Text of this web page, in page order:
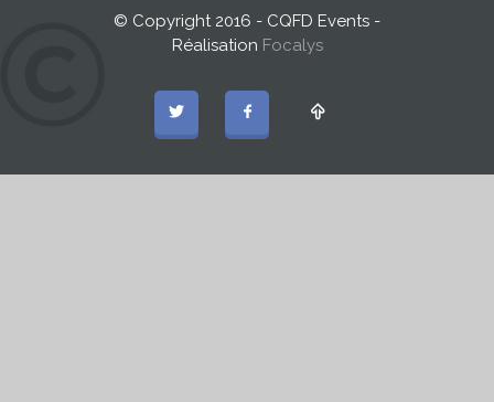
© Copyright 2016 - CQFD Events -
Réalisation Focalys